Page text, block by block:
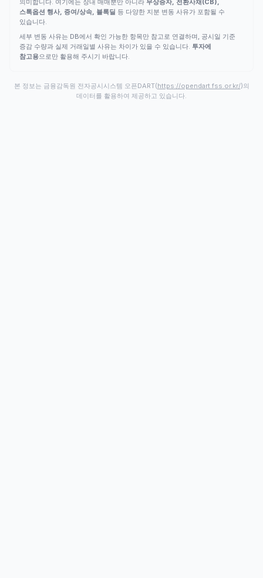
의미합니다. 여기에는 장내 매매뿐만 아니라 무상증자, 전환사채(CB),
스톡옵션 행사, 증여/상속, 블록딜 등 다양한 지분 변동 사유가 포함될 수
있습니다.
세부 변동 사유는 DB에서 확인 가능한 항목만 참고로 연결하며, 공시일 기준
증감 수량과 실제 거래일별 사유는 차이가 있을 수 있습니다. 투자에
참고용으로만 활용해 주시기 바랍니다.
본 정보는 금융감독원 전자공시시스템 오픈DART(https://opendart.fss.or.kr/)의
데이터를 활용하여 제공하고 있습니다.